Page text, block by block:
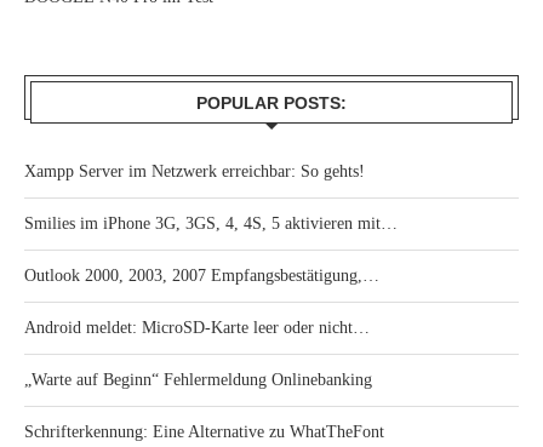
POPULAR POSTS:
Xampp Server im Netzwerk erreichbar: So gehts!
Smilies im iPhone 3G, 3GS, 4, 4S, 5 aktivieren mit…
Outlook 2000, 2003, 2007 Empfangsbestätigung,…
Android meldet: MicroSD-Karte leer oder nicht…
„Warte auf Beginn“ Fehlermeldung Onlinebanking
Schrifterkennung: Eine Alternative zu WhatTheFont